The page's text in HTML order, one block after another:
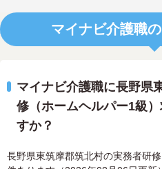
マイナビ介護職
マイナビ介護職に長野県
修（ホームヘルパー1級
すか？
長野県東筑摩郡筑北村の実務者研